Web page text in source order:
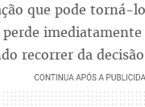
que pode torná-
recorrer da